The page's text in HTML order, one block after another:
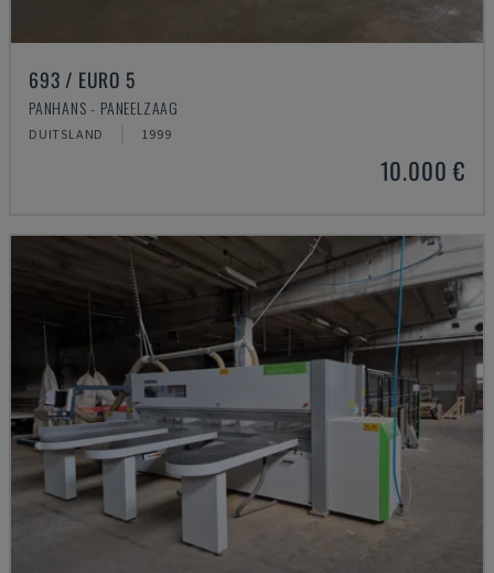
693 / EURO 5
PANHANS - PANEELZAAG
DUITSLAND 1999
10.000 €